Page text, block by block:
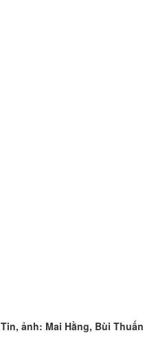
Tin, ảnh: Mai Hằng, Bùi Thuấn